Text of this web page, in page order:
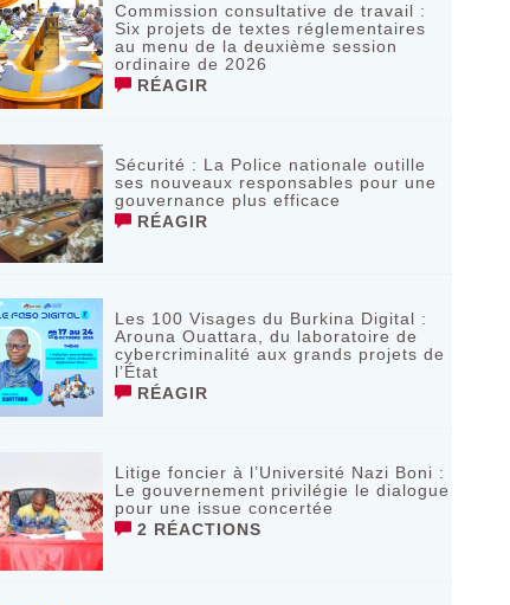
Commission consultative de travail :
Six projets de textes réglementaires
au menu de la deuxième session
ordinaire de 2026
RÉAGIR
Sécurité : La Police nationale outille
ses nouveaux responsables pour une
gouvernance plus efficace
RÉAGIR
Les 100 Visages du Burkina Digital :
Arouna Ouattara, du laboratoire de
cybercriminalité aux grands projets de
l’État
RÉAGIR
Litige foncier à l’Université Nazi Boni :
Le gouvernement privilégie le dialogue
pour une issue concertée
2 RÉACTIONS